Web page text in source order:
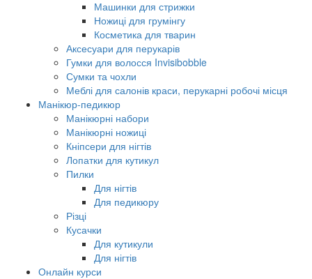
Машинки для стрижки
Ножиці для грумінгу
Косметика для тварин
Аксесуари для перукарів
Гумки для волосся Invisibobble
Сумки та чохли
Меблі для салонів краси, перукарні робочі місця
Манікюр-педикюр
Манікюрні набори
Манікюрні ножиці
Кніпсери для нігтів
Лопатки для кутикул
Пилки
Для нігтів
Для педикюру
Різці
Кусачки
Для кутикули
Для нігтів
Онлайн курси